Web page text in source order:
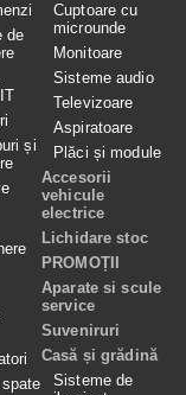
de
și
Cuptoare cu
microunde
Monitoare
Sisteme audio
Televizoare
Aspiratoare
Plăci și module
Accesorii
vehicule
electrice
Lichidare stoc
PROMOȚII
Aparate si scule
service
Suveniruri
Casă și grădină
Sisteme de